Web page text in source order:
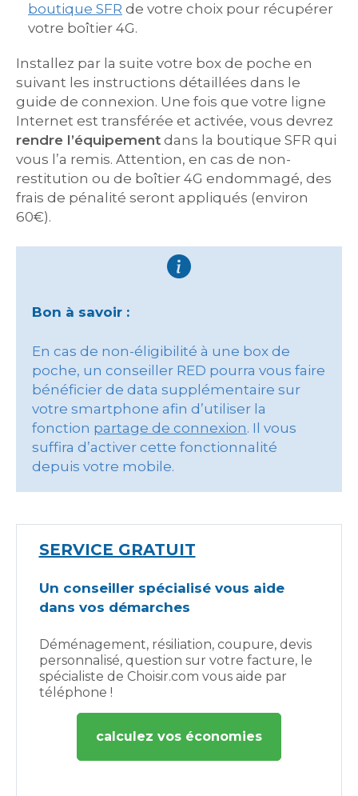
boutique SFR de votre choix pour récupérer
votre boîtier 4G.
Installez par la suite votre box de poche en
suivant les instructions détaillées dans le
guide de connexion. Une fois que votre ligne
Internet est transférée et activée, vous devrez
rendre l’équipement dans la boutique SFR qui
vous l’a remis. Attention, en cas de non-
restitution ou de boîtier 4G endommagé, des
frais de pénalité seront appliqués (environ
60€).
Bon à savoir :
En cas de non-éligibilité à une box de
poche, un conseiller RED pourra vous faire
bénéficier de data supplémentaire sur
votre smartphone afin d’utiliser la
fonction partage de connexion. Il vous
suffira d’activer cette fonctionnalité
depuis votre mobile.
SERVICE GRATUIT
Un conseiller spécialisé vous aide
dans vos démarches
Déménagement, résiliation, coupure, devis
personnalisé, question sur votre facture, le
spécialiste de Choisir.com vous aide par
téléphone !
calculez vos économies